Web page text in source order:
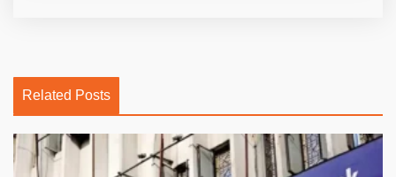
Related Posts